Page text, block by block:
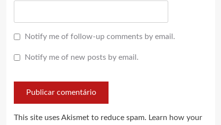
Notify me of follow-up comments by email.
Notify me of new posts by email.
This site uses Akismet to reduce spam. Learn how your